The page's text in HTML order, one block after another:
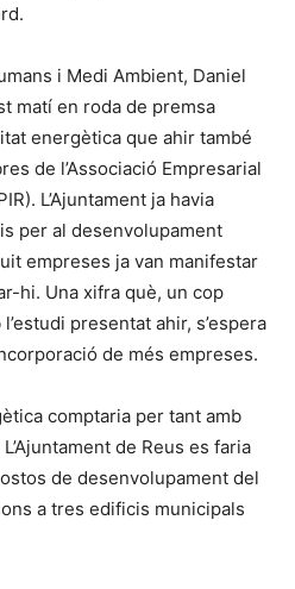
i Medi Ambient, Daniel
matí en roda de premsa
energètica que ahir també
de l’Associació Empresarial
L’Ajuntament ja havia
per al desenvolupament
empreses ja van manifestar
hi. Una xifra què, un cop
presentat ahir, s’espera
de més empreses.
comptaria per tant amb
de Reus es faria
de desenvolupament del
a tres edificis municipals